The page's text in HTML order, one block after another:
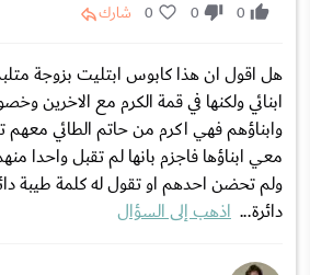
0
0
0 شارك
هل اقول ان هذا كابوس ابتليت بزوجة
ابنائي ولكنها في قمة الكرم مع الاخرين
وابناؤهم فهي اكرم من حاتم الطائي معهم
معي ابناؤها فاجزم بانها لم تقبل واحدا
ولم تحضن احدهم او تقول له كلمة طيبة
دائرة... اذهب إلى السؤال